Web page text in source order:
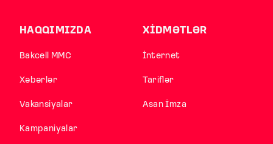
HAQQIMIZDA
Bakcell MMC
Xəbərlər
Vakansiyalar
Kampaniyalar
XİDMƏTLƏR
İnternet
Tariflər
Asan İmza